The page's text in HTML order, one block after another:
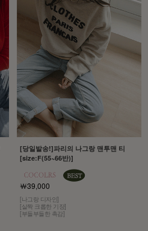
[당일발송!]파리의 나그랑 맨투맨 티
[size:F(55~66반)]
￦39,000
[나그랑 디자인]
[살짝 크롭한 기장]
[부들부들한 촉감]